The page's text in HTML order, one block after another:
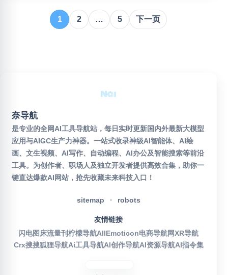
1 2 … 5 下一页
奈导航
是专业的全网AI工具导航站，每日实时更新国内外最新大模型
应用与AIGC生产力神器。一站式收录神级AI智能体、AI绘
画、文生视频、AI写作、自动编程、AI办公及智能搜索等前沿
工具。为创作者、职场人及独立开发者提供高效合集，助你一
键直达爆款AI网站，抢先收藏未来科技入口！
sitemap robots
友情链接
闪电图床流量刊柠檬导航AllEmoticon电商导航网XR导航
Crx搜搜狐狸导航Ai工具导航AI创作导航AI资源导航AI指令集